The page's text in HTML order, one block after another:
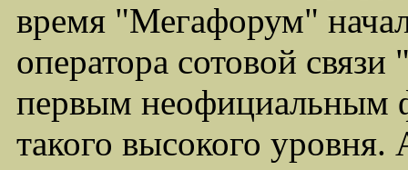
время "Мегафорум"
оператора сотовой
первым неофициальным
такого высокого